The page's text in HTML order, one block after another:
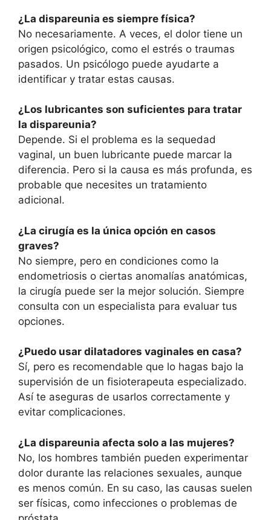
¿La dispareunia es siempre física?
No necesariamente. A veces, el dolor tiene un
origen psicológico, como el estrés o traumas
pasados. Un psicólogo puede ayudarte a
identificar y tratar estas causas.
¿Los lubricantes son suficientes para tratar
la dispareunia?
Depende. Si el problema es la sequedad
vaginal, un buen lubricante puede marcar la
diferencia. Pero si la causa es más profunda, es
probable que necesites un tratamiento
adicional.
¿La cirugía es la única opción en casos
graves?
No siempre, pero en condiciones como la
endometriosis o ciertas anomalías anatómicas,
la cirugía puede ser la mejor solución. Siempre
consulta con un especialista para evaluar tus
opciones.
¿Puedo usar dilatadores vaginales en casa?
Sí, pero es recomendable que lo hagas bajo la
supervisión de un fisioterapeuta especializado.
Así te aseguras de usarlos correctamente y
evitar complicaciones.
¿La dispareunia afecta solo a las mujeres?
No, los hombres también pueden experimentar
dolor durante las relaciones sexuales, aunque
es menos común. En su caso, las causas suelen
ser físicas, como infecciones o problemas de